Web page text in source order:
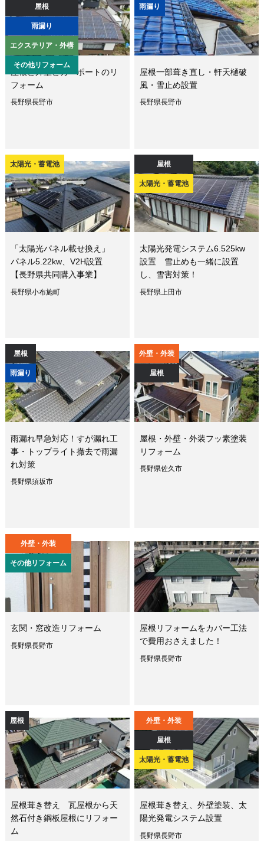
屋根
雨漏り
エクステリア・外構
その他リフォーム
屋根と外壁とカーポートのリ
フォーム
長野県長野市
雨漏り
屋根一部葺き直し・軒天樋破
風・雪止め設置
長野県長野市
太陽光・蓄電池
「太陽光パネル載せ換え」
パネル5.22kw、V2H設置
【長野県共同購入事業】
長野県小布施町
屋根
太陽光・蓄電池
太陽光発電システム6.525kw
設置 雪止めも一緒に設置
し、雪害対策！
長野県上田市
屋根
雨漏り
雨漏れ早急対応！すが漏れ工
事・トップライト撤去で雨漏
れ対策
長野県須坂市
外壁・外装
屋根
屋根・外壁・外装フッ素塗装
リフォーム
長野県佐久市
外壁・外装
その他リフォーム
玄関・窓改造リフォーム
長野県長野市
屋根リフォームをカバー工法
で費用おさえました！
長野県長野市
屋根
屋根葺き替え 瓦屋根から天
然石付き鋼板屋根にリフォー
ム
外壁・外装
屋根
太陽光・蓄電池
屋根葺き替え、外壁塗装、太
陽光発電システム設置
長野県長野市